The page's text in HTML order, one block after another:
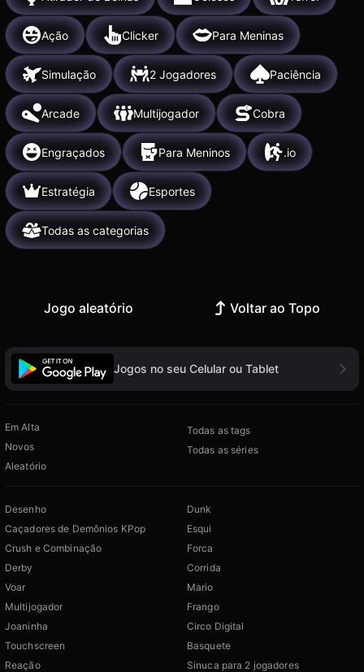
Ação Clicker Para Meninas
Simulação 2 Jogadores Paciência
Arcade Multijogador Cobra
Engraçados Para Meninos .io
Estratégia Esportes
Todas as categorias
Jogo aleatório Voltar ao Topo
Jogos no seu Celular ou Tablet
Em Alta
Novos
Aleatório
Todas as tags
Todas as séries
Desenho
Caçadores de Demônios KPop
Crush e Combinação
Derby
Voar
Multijogador
Joaninha
Touchscreen
Reação
Dunk
Esqui
Forca
Corrida
Mario
Frango
Circo Digital
Basquete
Sinuca para 2 jogadores